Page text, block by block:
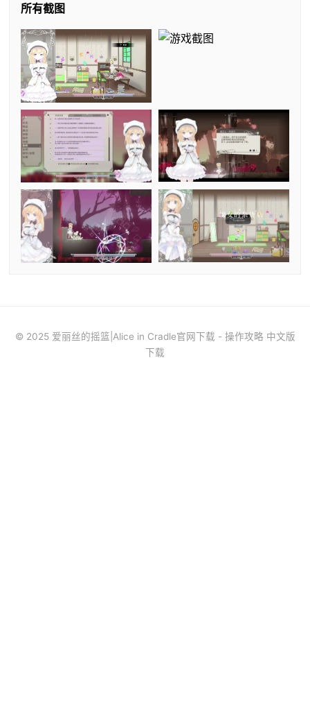
所有截图
© 2025 爱丽丝的摇篮|Alice in Cradle官网下载 - 操作攻略 中文版
下载